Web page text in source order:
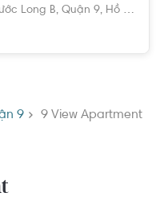
Long B, Quận 9, Hồ Chí Minh
9 9 View Apartment